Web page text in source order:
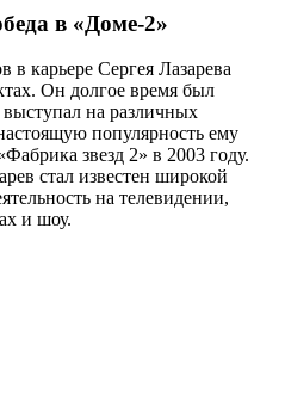
в «Доме-2»
карьере Сергея Лазарева
Он долгое время был
на различных
популярность ему
звезд 2» в 2003 году.
стал известен широкой
на телевидении,
и шоу.